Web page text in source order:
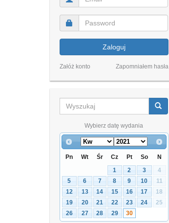
Zaloguj
Załóż konto Zapomniałem hasła
Wybierz datę wydania
Pn Wt Śr Cz Pt So
N
1
2 3
4
5
6 7 8 9 10
11
12
13 14 15 16 17
18
19
20 21 22 23 24
25
26
27 28 29 30